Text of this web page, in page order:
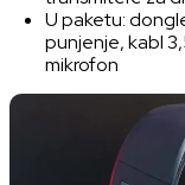
U paketu:
punjenje, kabl
mikrofon